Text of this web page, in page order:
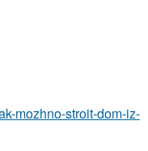
mozhno-stroit-dom-iz-